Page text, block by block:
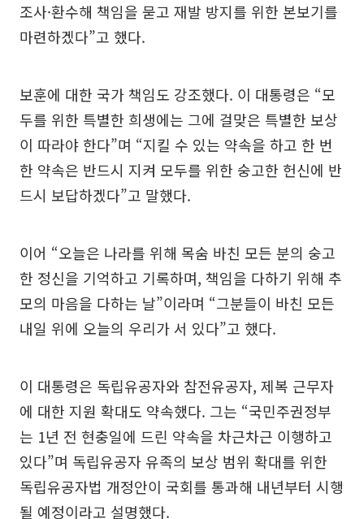
조사·환수해 책임을 묻고 재발 방지를 위한 본보기를
마련하겠다”고 했다.
보훈에 대한 국가 책임도 강조했다. 이 대통령은 “모
두를 위한 특별한 희생에는 그에 걸맞은 특별한 보상
이 따라야 한다”며 “지킬 수 있는 약속을 하고 한 번
한 약속은 반드시 지켜 모두를 위한 숭고한 헌신에 반
드시 보답하겠다”고 말했다.
이어 “오늘은 나라를 위해 목숨 바친 모든 분의 숭고
한 정신을 기억하고 기록하며, 책임을 다하기 위해 추
모의 마음을 다하는 날”이라며 “그분들이 바친 모든
내일 위에 오늘의 우리가 서 있다”고 했다.
이 대통령은 독립유공자와 참전유공자, 제복 근무자
에 대한 지원 확대도 약속했다. 그는 “국민주권정부
는 1년 전 현충일에 드린 약속을 차근차근 이행하고
있다”며 독립유공자 유족의 보상 범위 확대를 위한
독립유공자법 개정안이 국회를 통과해 내년부터 시행
될 예정이라고 설명했다.